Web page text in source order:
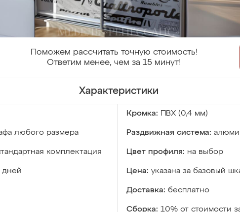
Поможем рассчитать точную стоимость!
Ответим менее, чем за 15 минут!
Характеристики
Кромка: ПВХ (0,4 мм)
любого размера Раздвижная система:
комплектация Цвет профиля: на выбор
дней Цена: указана за базовый
Доставка: бесплатно
Сборка: 10% от стоимости